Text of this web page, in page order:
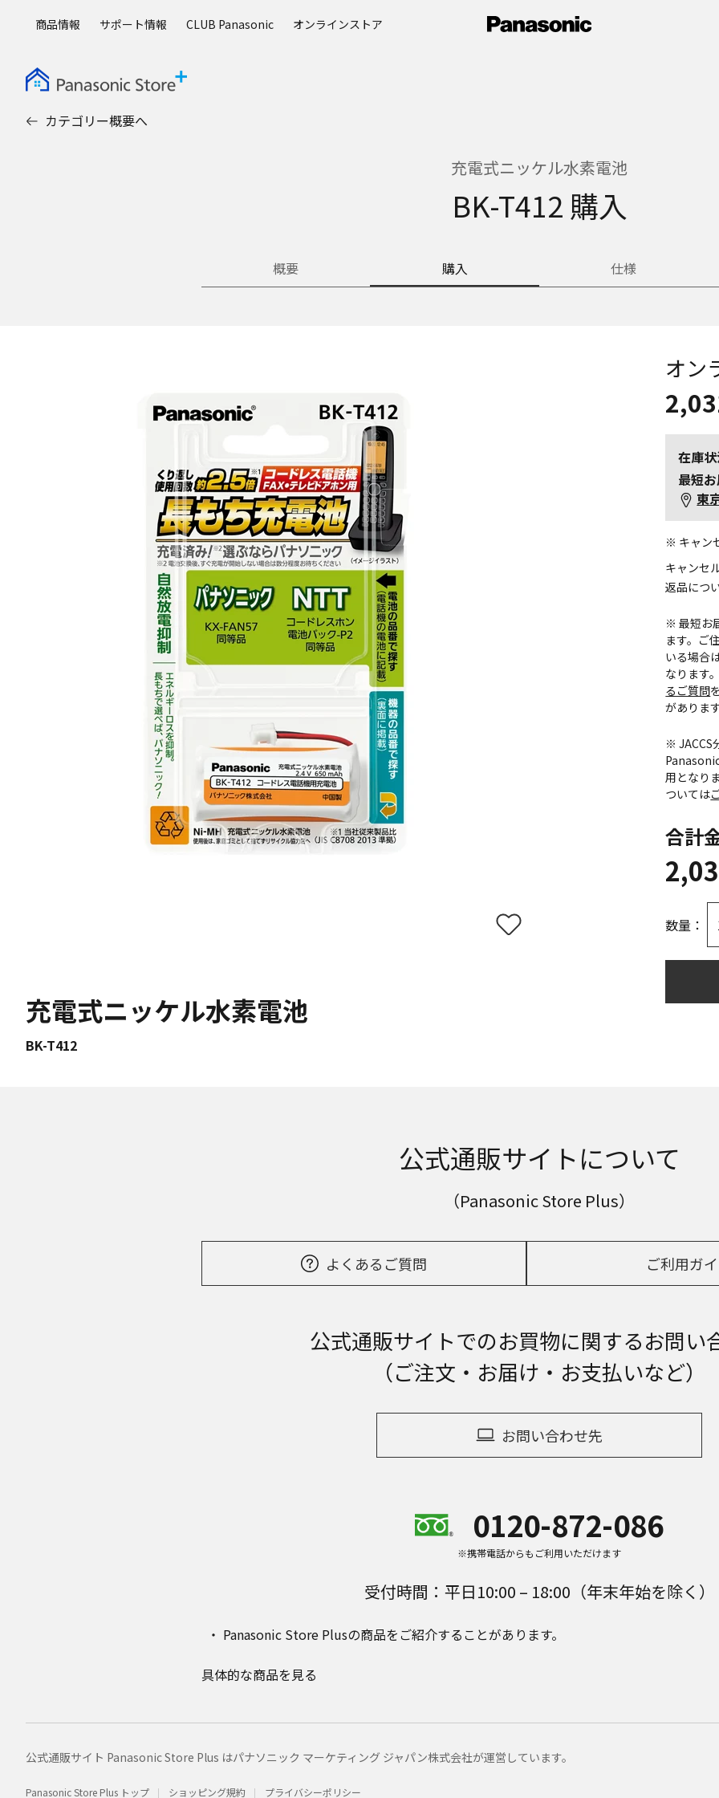
商品情報 サポート情報 CLUB Panasonic オンラインストア
カテゴリー概要へ
充電式ニッケル水素電池
BK-T412 購入
概要 購入 仕様
充電式ニッケル水素電池
BK-T412
オン
在庫
最短
東
※ キャン
キャンセ
返品につ
※ 最短お
ます。ご
いる場合
なります
るご質問
があります
※ JACCS
用となり
ついては
合計
数量：
公式通販サイトについて
（Panasonic Store Plus）
よくあるご質問 ご利用ガ
公式通販サイトでのお買物に関するお問い
（ご注文・お届け・お支払いなど）
お問い合わせ先
0120-872-086
※携帯電話からもご利用いただけます
受付時間：平日10:00 – 18:00（年末年始を除く）
Panasonic Store Plusの商品をご紹介することがあります。
具体的な商品を見る
公式通販サイト Panasonic Store Plus はパナソニック マーケティング ジャパン株式会社が運営しています。
Panasonic Store Plus トップ ショッピング規約 プライバシーポリシー